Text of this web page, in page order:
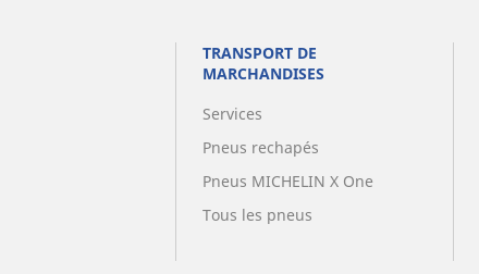
TRANSPORT DE
MARCHANDISES
Services
Pneus rechapés
Pneus MICHELIN X One
Tous les pneus